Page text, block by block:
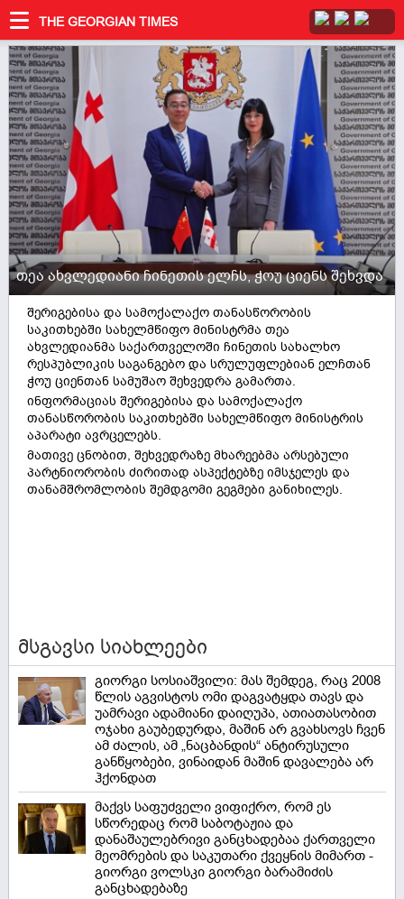
THE GEORGIAN TIMES
თეა ახვლედიანი ჩინეთის ელჩს, ჭოუ ციენს შეხვდა
შერიგებისა და სამოქალაქო თანასწორობის
საკითხებში სახელმწიფო მინისტრმა თეა
ახვლედიანმა საქართველოში ჩინეთის სახალხო
რესპუბლიკის საგანგებო და სრულუფლებიან ელჩთან
ჭოუ ციენთან სამუშაო შეხვედრა გამართა.
ინფორმაციას შერიგებისა და სამოქალაქო
თანასწორობის საკითხებში სახელმწიფო მინისტრის
აპარატი ავრცელებს.
მათივე ცნობით, შეხვედრაზე მხარეებმა არსებული
პარტნიორობის ძირითად ასპექტებზე იმსჯელეს და
თანამშრომლობის შემდგომი გეგმები განიხილეს.
მსგავსი სიახლეები
გიორგი სოსიაშვილი: მას შემდეგ, რაც 2008
წლის აგვისტოს ომი დაგვატყდა თავს და
უამრავი ადამიანი დაიღუპა, ათიათასობით
ოჯახი გაუბედურდა, მაშინ არ გვახსოვს ჩვენ
ამ ძალის, ამ „ნაცბანდის“ ანტირუსული
განწყობები, ვინაიდან მაშინ დავალება არ
ჰქონდათ
მაქვს საფუძველი ვიფიქრო, რომ ეს
სწორედაც რომ საბოტაჟია და
დანაშაულებრივი განცხადებაა ქართველი
მეომრების და საკუთარი ქვეყნის მიმართ -
გიორგი ვოლსკი გიორგი ბარამიძის
განცხადებაზე